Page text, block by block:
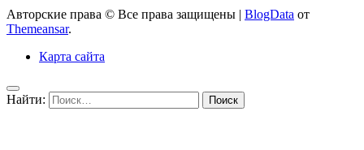
Авторские права © Все права защищены | BlogData от
Themeansar.
Карта сайта
Найти: